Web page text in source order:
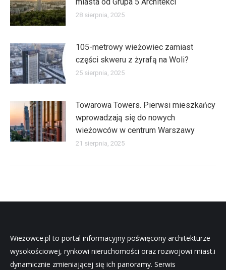
miasta od Grupa 5 Architekci
28 sierpnia, 2025
105-metrowy wieżowiec zamiast
części skweru z żyrafą na Woli?
25 sierpnia, 2025
Towarowa Towers. Pierwsi mieszkańcy
wprowadzają się do nowych
wieżowców w centrum Warszawy
21 sierpnia, 2025
Wieżowce.pl to portal informacyjny poświęcony architekturze
wysokościowej, rynkowi nieruchomości oraz rozwojowi miast.i
dynamicznie zmieniającej się ich panoramy. Serwis